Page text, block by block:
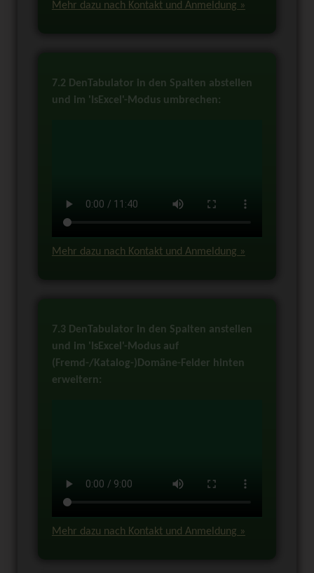
Mehr dazu nach Kontakt und Anmeldung »
7.2 DenTabulator in den Spalten abstellen
und im 'IsExcel'-Modus umbrechen:
Mehr dazu nach Kontakt und Anmeldung »
7.3 DenTabulator in den Spalten anstellen
und im 'IsExcel'-Modus auf
(Fremd-/Katalog-)Domäne-Felder hinten
erweitern:
Mehr dazu nach Kontakt und Anmeldung »